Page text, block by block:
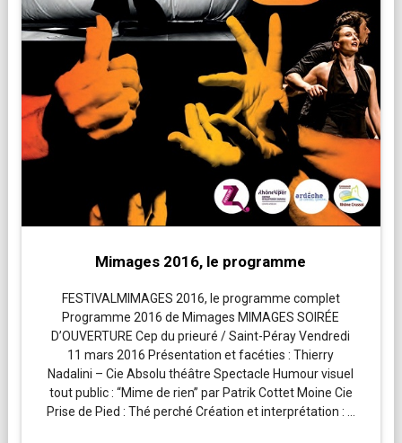
Mimages 2016, le programme
FESTIVALMIMAGES 2016, le programme complet
Programme 2016 de Mimages MIMAGES SOIRÉE
D’OUVERTURE Cep du prieuré / Saint-Péray Vendredi
11 mars 2016 Présentation et facéties : Thierry
Nadalini – Cie Absolu théâtre Spectacle Humour visuel
tout public : “Mime de rien” par Patrik Cottet Moine Cie
Prise de Pied : Thé perché Création et interprétation : …